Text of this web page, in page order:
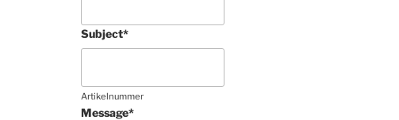
Subject*
Artikelnummer
Message*